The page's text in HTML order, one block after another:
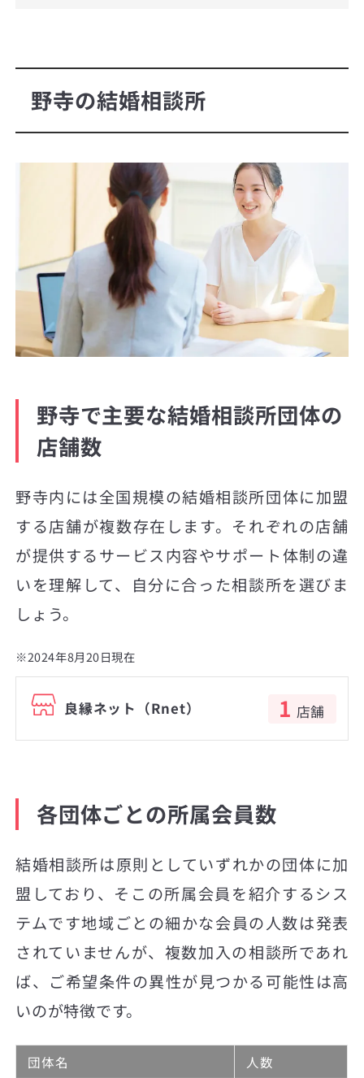
野寺の結婚相談所
野寺で主要な結婚相談所団体の
店舗数
野寺内には全国規模の結婚相談所団体に加盟
する店舗が複数存在します。それぞれの店舗
が提供するサービス内容やサポート体制の違
いを理解して、自分に合った相談所を選びま
しょう。
※2024年8月20日現在
良縁ネット（Rnet） 1 店舗
各団体ごとの所属会員数
結婚相談所は原則としていずれかの団体に加
盟しており、そこの所属会員を紹介するシス
テムです地域ごとの細かな会員の人数は発表
されていませんが、複数加入の相談所であれ
ば、ご希望条件の異性が見つかる可能性は高
いのが特徴です。
団体名
人数